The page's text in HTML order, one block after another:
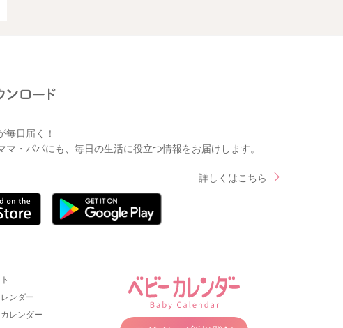
毎日届く！
・パパにも、毎日の生活に役立つ情報をお届けします。
詳しくはこちら
ンダー
レンダー